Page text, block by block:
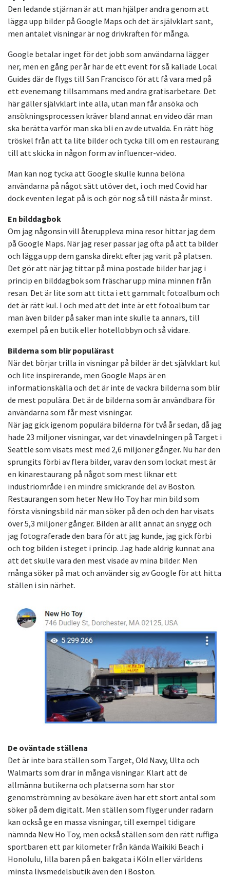
Den ledande stjärnan är att man hjälper andra genom att
lägga upp bilder på Google Maps och det är självklart sant,
men antalet visningar är nog drivkraften för många.
Google betalar inget för det jobb som användarna lägger
ner, men en gång per år har de ett event för så kallade Local
Guides där de flygs till San Francisco för att få vara med på
ett evenemang tillsammans med andra gratisarbetare. Det
här gäller självklart inte alla, utan man får ansöka och
ansökningsprocessen kräver bland annat en video där man
ska berätta varför man ska bli en av de utvalda. En rätt hög
tröskel från att ta lite bilder och tycka till om en restaurang
till att skicka in någon form av influencer-video.
Man kan nog tycka att Google skulle kunna belöna
användarna på något sätt utöver det, i och med Covid har
dock eventen legat på is och gör nog så till nästa år minst.
En bilddagbok
Om jag någonsin vill återuppleva mina resor hittar jag dem
på Google Maps. När jag reser passar jag ofta på att ta bilder
och lägga upp dem ganska direkt efter jag varit på platsen.
Det gör att när jag tittar på mina postade bilder har jag i
princip en bilddagbok som fräschar upp mina minnen från
resan. Det är lite som att titta i ett gammalt fotoalbum och
det är rätt kul. I och med att det inte är ett fotoalbum tar
man även bilder på saker man inte skulle ta annars, till
exempel på en butik eller hotellobbyn och så vidare.
Bilderna som blir populärast
När det börjar trilla in visningar på bilder är det självklart kul
och lite inspirerande, men Google Maps är en
informationskälla och det är inte de vackra bilderna som blir
de mest populära. Det är de bilderna som är användbara för
användarna som får mest visningar.
När jag gick igenom populära bilderna för två år sedan, då jag
hade 23 miljoner visningar, var det vinavdelningen på Target i
Seattle som visats mest med 2,6 miljoner gånger. Nu har den
sprungits förbi av flera bilder, varav den som lockat mest är
en kinarestaurang på något som mest liknar ett
industriområde i en mindre smickrande del av Boston.
Restaurangen som heter New Ho Toy har min bild som
första visningsbild när man söker på den och den har visats
över 5,3 miljoner gånger. Bilden är allt annat än snygg och
jag fotograferade den bara för att jag kunde, jag gick förbi
och tog bilden i steget i princip. Jag hade aldrig kunnat ana
att det skulle vara den mest visade av mina bilder. Men
många söker på mat och använder sig av Google för att hitta
ställen i sin närhet.
De oväntade ställena
Det är inte bara ställen som Target, Old Navy, Ulta och
Walmarts som drar in många visningar. Klart att de
allmänna butikerna och platserna som har stor
genomströmning av besökare även har ett stort antal som
söker på dem digitalt. Men ställen som flyger under radarn
kan också ge en massa visningar, till exempel tidigare
nämnda New Ho Toy, men också ställen som den rätt ruffiga
sportbaren ett par kilometer från kända Waikiki Beach i
Honolulu, lilla baren på en bakgata i Köln eller världens
minsta livsmedelsbutik även den i Boston.